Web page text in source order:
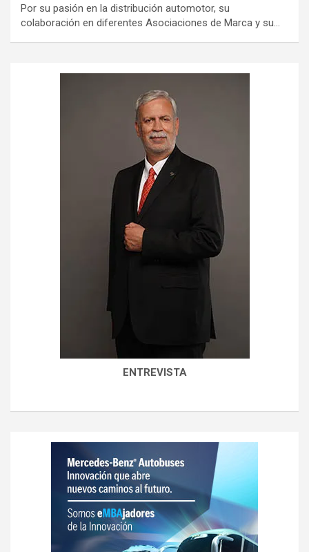
Por su pasión en la distribución automotor, su
colaboración en diferentes Asociaciones de Marca y su…
ENTREVISTA